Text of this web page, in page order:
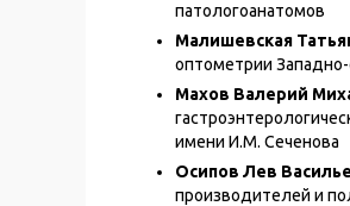
патологоанатомов
Малишевская
оптометрии
Махов Валерий
имени И.М. Сеченова
Осипов Лев
производителей и